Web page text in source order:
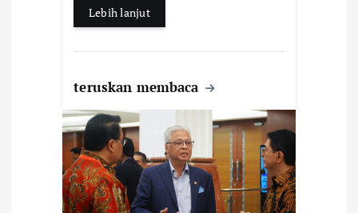
Lebih lanjut
teruskan membaca